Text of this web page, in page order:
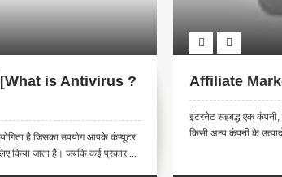
में [What is Antivirus ?
है जिसका उपयोग आपके कंप्यूटर
किया जाता है। जबकि कई प्रकार ...
Affiliate
इंटरनेट सहबद्ध एक कंपनी,
किसी अन्य कंपनी के